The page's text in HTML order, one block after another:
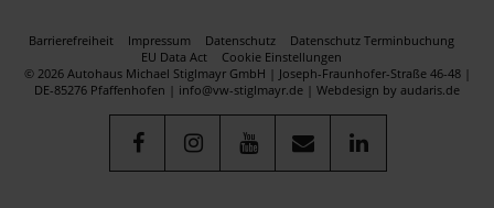
Barrierefreiheit Impressum Datenschutz
Datenschutz Terminbuchung
EU Data Act
Cookie Einstellungen
© 2026 Autohaus Michael Stiglmayr GmbH | Joseph-Fraunhofer-Straße 46-48 |
DE-85276 Pfaffenhofen | info@vw-stiglmayr.de | Webdesign by audaris.de